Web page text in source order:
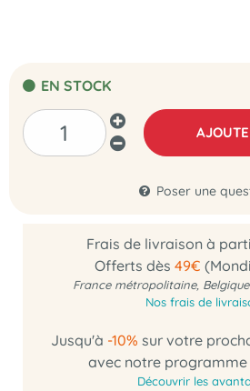
EN STOCK
Poser une
Frais de livraison à
Offerts dès 49€
France métropolitaine,
Nos frais de
Jusqu'à -10% sur votre
avec notre
Découvrir les